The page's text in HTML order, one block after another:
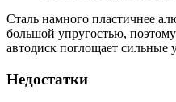
Сталь намного пластичнее
большой упругостью,
автодиск поглощает сильные
Недостатки